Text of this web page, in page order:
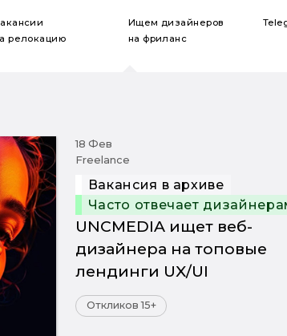
релокацию
Ищем дизайнеров
на фриланс
18 Фев
Freelance
Вакансия в архиве
Часто отвечает
UNCMEDIA ищет веб-
дизайнера на топовые
лендинги UX/UI
Откликов 15+